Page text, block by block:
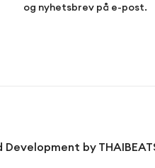
og nyhetsbrev på e-post.
by